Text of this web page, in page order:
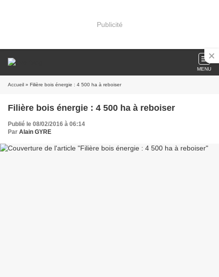
Publicité
MENU
Accueil » Filière bois énergie : 4 500 ha à reboiser
Filière bois énergie : 4 500 ha à reboiser
Publié le 08/02/2016 à 06:14
Par Alain GYRE